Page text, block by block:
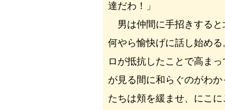
達だわ！」
男は仲間に手招きすると
何やら愉快げに話し始め
ロが抵抗したことで高ま
が見る間に和らぐのがわ
たちは頬を緩ませ、にこ